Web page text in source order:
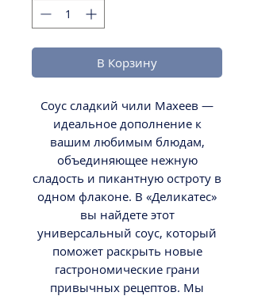
В Корзину
Соус сладкий чили Махеев ―
идеальное дополнение к
вашим любимым блюдам,
объединяющее нежную
сладость и пикантную остроту в
одном флаконе. В «Деликатес»
вы найдете этот
универсальный соус, который
поможет раскрыть новые
гастрономические грани
привычных рецептов. Мы